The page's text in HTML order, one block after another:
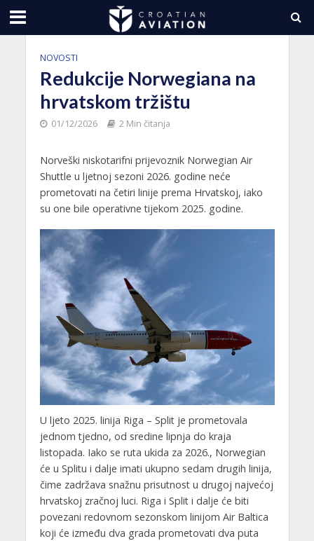
NOVOSTI
Redukcije Norwegiana na
hrvatskom tržištu
01/12/2026 2 Min čitanja
Norveški niskotarifni prijevoznik Norwegian Air
Shuttle u ljetnoj sezoni 2026. godine neće
prometovati na četiri linije prema Hrvatskoj, iako
su one bile operativne tijekom 2025. godine.
U ljeto 2025. linija Riga – Split je prometovala
jednom tjedno, od sredine lipnja do kraja
listopada. Iako se ruta ukida za 2026., Norwegian
će u Splitu i dalje imati ukupno sedam drugih linija,
čime zadržava snažnu prisutnost u drugoj najvećoj
hrvatskoj zračnoj luci. Riga i Split i dalje će biti
povezani redovnom sezonskom linijom Air Baltica
koji će između dva grada prometovati dva puta